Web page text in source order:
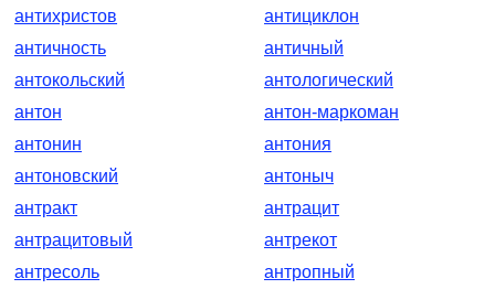
антихристов
антициклон
античность
античный
антокольский
антологический
антон
антон-маркоман
антонин
антония
антоновский
антоныч
антракт
антрацит
антрацитовый
антрекот
антресоль
антропный